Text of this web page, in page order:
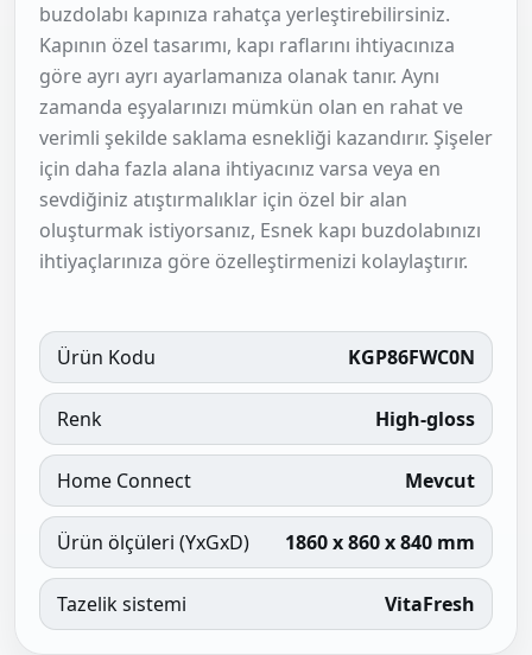
buzdolabı kapınıza rahatça yerleştirebilirsiniz.
Kapının özel tasarımı, kapı raflarını ihtiyacınıza
göre ayrı ayrı ayarlamanıza olanak tanır. Aynı
zamanda eşyalarınızı mümkün olan en rahat ve
verimli şekilde saklama esnekliği kazandırır. Şişeler
için daha fazla alana ihtiyacınız varsa veya en
sevdiğiniz atıştırmalıklar için özel bir alan
oluşturmak istiyorsanız, Esnek kapı buzdolabınızı
ihtiyaçlarınıza göre özelleştirmenizi kolaylaştırır.
Ürün Kodu KGP86FWC0N
Renk High-gloss
Home Connect Mevcut
Ürün ölçüleri (YxGxD) 1860 x 860 x 840 mm
Tazelik sistemi VitaFresh